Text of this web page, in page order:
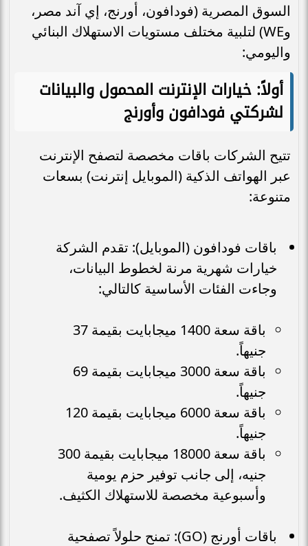
السوق المصرية (فودافون، أورنج، إي آند مصر،
وWE) لتلبية مختلف مستويات الاستهلاك البنائي
واليومي:
أولاً: خيارات الإنترنت المحمول والبيانات
لشركتي فودافون وأورنج
تتيح الشركات باقات مخصصة لتصفح الإنترنت
عبر الهواتف الذكية (الموبايل إنترنت) بسعات
متنوعة:
باقات فودافون (الموبايل): تقدم الشركة
خيارات شهرية مرنة لخطوط البيانات،
وجاءت الفئات الأساسية كالتالي:
باقة سعة 1400 ميجابايت بقيمة 37
جنيهاً.
باقة سعة 3000 ميجابايت بقيمة 69
جنيهاً.
باقة سعة 6000 ميجابايت بقيمة 120
جنيهاً.
باقة سعة 18000 ميجابايت بقيمة 300
جنيه، إلى جانب توفير حزم يومية
وأسبوعية مخصصة للاستهلاك الكثيف.
باقات أورنج (GO): تمنح حلولاً تصفحية